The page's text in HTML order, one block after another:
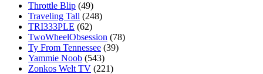
Throttle Blip (49)
Traveling Tall (248)
TRI333PLE (62)
TwoWheelObsession (78)
Ty From Tennessee (39)
Yammie Noob (543)
Zonkos Welt TV (221)